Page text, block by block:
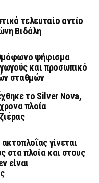
τελευταίο αντίο
Βιδάλη
ψήφισμα
και προσωπικό
σταθμών
το Silver Nova,
πλοία
γίνεται
στα πλοία και στους
είναι